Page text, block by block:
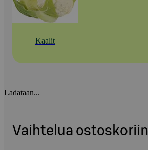
Kaalit
Ladataan...
Vaihtelua ostoskoriin